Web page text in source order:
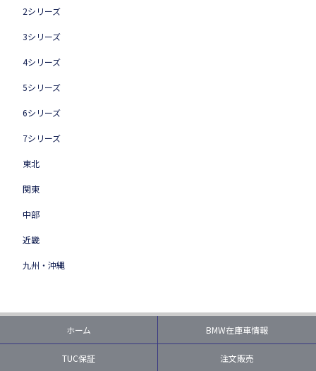
2シリーズ
3シリーズ
4シリーズ
5シリーズ
6シリーズ
7シリーズ
東北
関東
中部
近畿
九州・沖縄
ホーム BMW在庫車情報
TUC保証 注文販売